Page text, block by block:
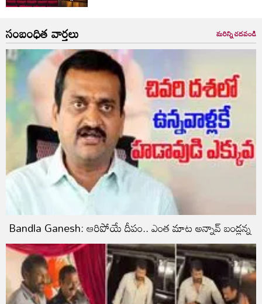
సంబంధిత వార్తలు మరిన్ని చదవండి
Bandla Ganesh: ఆరిపోయే దీపం.. ఎంత మాట అన్నావ్ బండ్లన్న